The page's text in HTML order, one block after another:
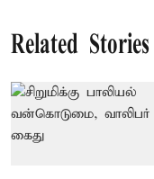
Related Stories